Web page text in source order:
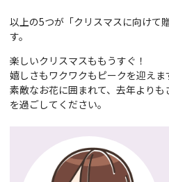
以上の5つが「クリスマスに向けて
す。
楽しいクリスマスももうすぐ！
嬉しさもワクワクもピークを迎えま
素敵なお花に囲まれて、去年より
を過ごしてください。